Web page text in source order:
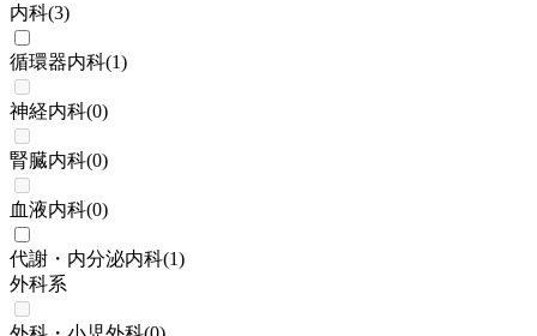
内科(3)
循環器内科(1)
神経内科(0)
腎臓内科(0)
血液内科(0)
代謝・内分泌内科(1)
外科系